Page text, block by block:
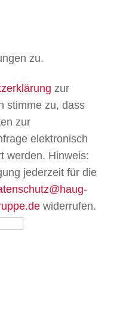
zu.
zur
stimme zu, dass
zur
elektronisch
werden. Hinweis:
jederzeit für die
widerrufen.